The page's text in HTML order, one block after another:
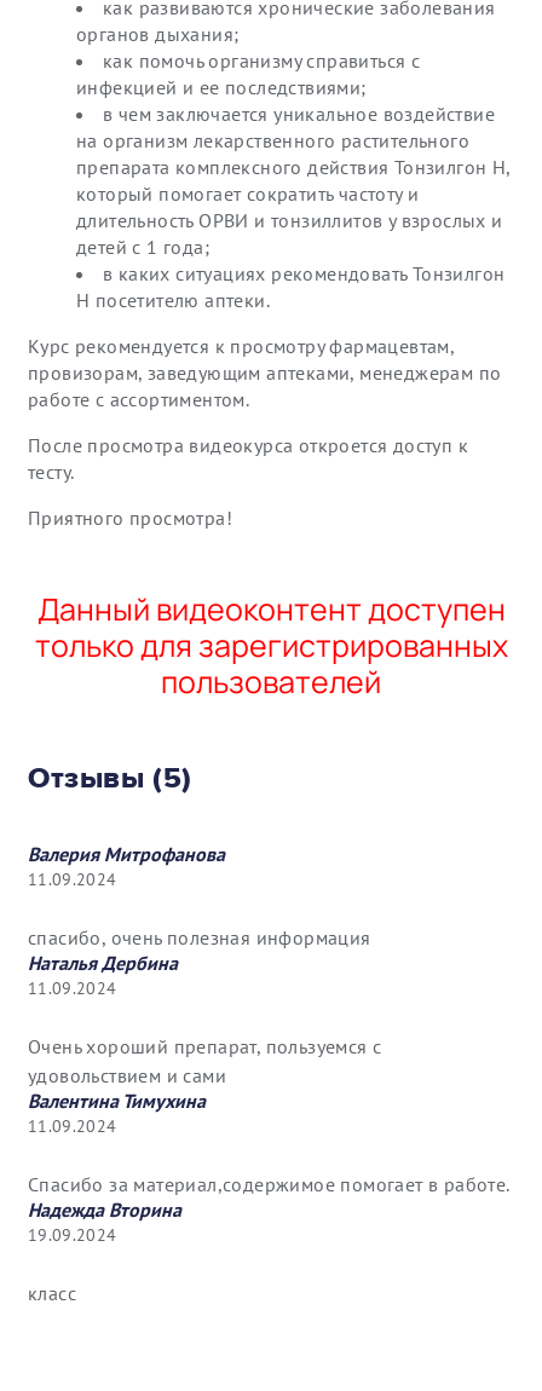
как развиваются хронические заболевания
органов дыхания;
как помочь организму справиться с
инфекцией и ее последствиями;
в чем заключается уникальное воздействие
на организм лекарственного растительного
препарата комплексного действия Тонзилгон Н,
который помогает сократить частоту и
длительность ОРВИ и тонзиллитов у взрослых и
детей с 1 года;
в каких ситуациях рекомендовать Тонзилгон
Н посетителю аптеки.
Курс рекомендуется к просмотру фармацевтам,
провизорам, заведующим аптеками, менеджерам по
работе с ассортиментом.
После просмотра видеокурса откроется доступ к
тесту.
Приятного просмотра!
Данный видеоконтент доступен
только для зарегистрированных
пользователей
Отзывы (5)
Валерия Митрофанова
11.09.2024
спасибо, очень полезная информация
Наталья Дербина
11.09.2024
Очень хороший препарат, пользуемся с
удовольствием и сами
Валентина Тимухина
11.09.2024
Спасибо за материал,содержимое помогает в работе.
Надежда Вторина
19.09.2024
класс